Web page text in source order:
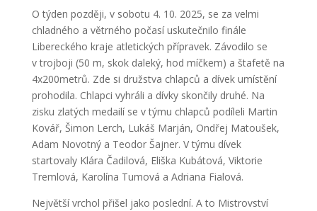
O týden později, v sobotu 4. 10. 2025, se za velmi
chladného a větrného počasí uskutečnilo finále
Libereckého kraje atletických přípravek. Závodilo se
v trojboji (50 m, skok daleký, hod míčkem) a štafetě na
4x200metrů. Zde si družstva chlapců a dívek umístění
prohodila. Chlapci vyhráli a dívky skončily druhé. Na
zisku zlatých medailí se v týmu chlapců podíleli Martin
Kovář, Šimon Lerch, Lukáš Marján, Ondřej Matoušek,
Adam Novotný a Teodor Šajner. V týmu dívek
startovaly Klára Čadilová, Eliška Kubátová, Viktorie
Tremlová, Karolína Tumová a Adriana Fialová.
Největší vrchol přišel jako poslední. A to Mistrovství